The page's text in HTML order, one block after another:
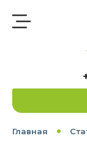
Главная